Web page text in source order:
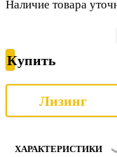
Наличие товара
Купить
Лизинг
ХАРАКТЕРИСТИКИ